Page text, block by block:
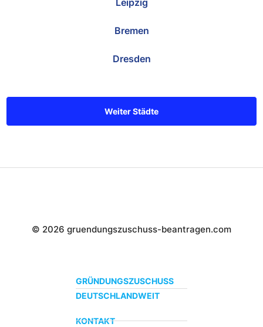
Leipzig
Bremen
Dresden
Weiter Städte
© 2026 gruendungszuschuss-beantragen.com
GRÜNDUNGSZUSCHUSS
DEUTSCHLANDWEIT
KONTAKT